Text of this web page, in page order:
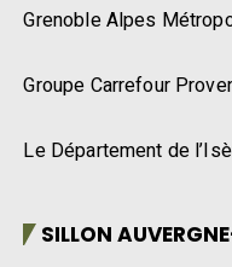
Grenoble Alpes
Groupe Carrefour
Le Département de
SILLON